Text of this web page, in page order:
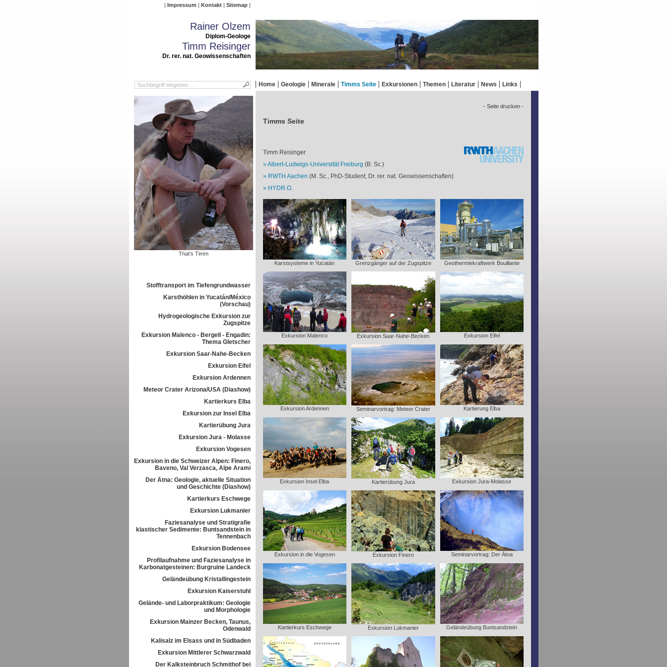
Impressum Kontakt Sitemap
Rainer Olzem
Diplom-Geologe
Timm Reisinger
Dr. rer. nat. Geowissenschaften
Home Geologie Minerale Timms Seite Exkursionen Themen Literatur News Links
That's Timm
Stofftransport im Tiefengrundwasser
Karsthöhlen in Yucatán/México
(Vorschau)
Hydrogeologische Exkursion zur
Zugspitze
Exkursion Malenco - Bergell - Engadin:
Thema Gletscher
Exkursion Saar-Nahe-Becken
Exkursion Eifel
Exkursion Ardennen
Meteor Crater Arizona/USA (Diashow)
Kartierkurs Elba
Exkursion zur Insel Elba
Kartierübung Jura
Exkursion Jura - Molasse
Exkursion Vogesen
Exkursion in die Schweizer Alpen: Finero,
Baveno, Val Verzasca, Alpe Arami
Der Ätna: Geologie, aktuelle Situation
und Geschichte (Diashow)
Kartierkurs Eschwege
Exkursion Lukmanier
Faziesanalyse und Stratigrafie
klastischer Sedimente: Buntsandstein in
Tennenbach
Exkursion Bodensee
Profilaufnahme und Faziesanalyse in
Karbonatgesteinen: Burgruine Landeck
Geländeübung Kristallingestein
Exkursion Kaiserstuhl
Gelände- und Laborpraktikum: Geologie
und Morphologie
Exkursion Mainzer Becken, Taunus,
Odenwald
Kalisalz im Elsass und in Südbaden
Exkursion Mittlerer Schwarzwald
Der Kalksteinbruch Schmithof bei
- Seite drucken -
Timms Seite
Timm Reisinger
Albert-Ludwigs-Universität Freiburg (B. Sc.)
RWTH Aachen (M. Sc., PhD-Student, Dr. rer. nat. Geowissenschaften)
HYDR.O.
Karstsysteme in Yucatán Grenzgänger auf der Zugspitze Geothermiekraftwerk Bouillante
Exkursion Malenco Exkursion Saar-Nahe-Becken Exkursion Eifel
Exkursion Ardennen Seminarvortrag: Meteor Crater Kartierung Elba
Exkursion Insel Elba Kartierübung Jura Exkursion Jura-Molasse
Exkursion in die Vogesen Exkursion Finero Seminarvortrag: Der Ätna
Kartierkurs Eschwege Exkursion Lukmanier Geländeübung Buntsandstein